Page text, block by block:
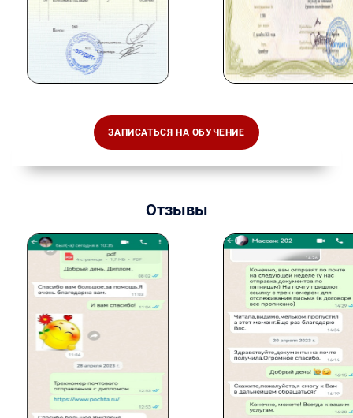
ЗАПИСАТЬСЯ НА ОБУЧЕНИЕ
Отзывы